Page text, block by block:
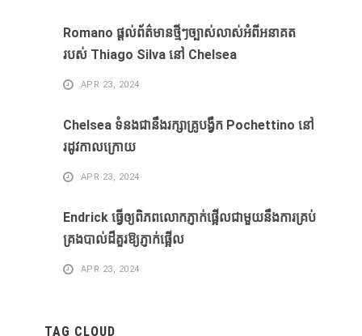
Romano ផ្តល់ព័ត៌មានថ្មីៗច្បាស់លាស់អំពីអនាគត
របស់ Thiago Silva នៅ Chelsea
APR 23, 2024
Chelsea ទំនងជានឹងរក្សាគ្រូបង្វឹក Pochettino នៅ
រដូវកាលក្រោយ
APR 23, 2024
Endrick ធ្វើឲ្យពិភពលោកភ្ញាក់ផ្អើលជាមួយនឹងការគ្រប់
គ្រងបាល់ដ៏គួរឱ្យភ្ញាក់ផ្អើល
APR 23, 2024
TAG CLOUD